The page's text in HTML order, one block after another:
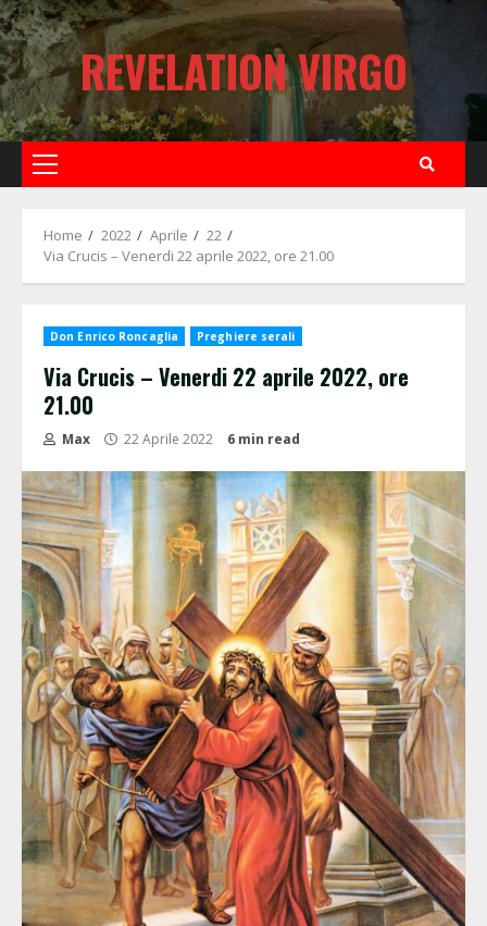
Skip
to
content
REVELATION VIRGO
Primary
Home 2022 Aprile
22
Via Crucis – Venerdi 22 aprile 2022, ore 21.00
Don Enrico Roncaglia Preghiere serali
Via Crucis – Venerdi 22 aprile 2022, ore
21.00
Max 22 Aprile 2022 6 min read